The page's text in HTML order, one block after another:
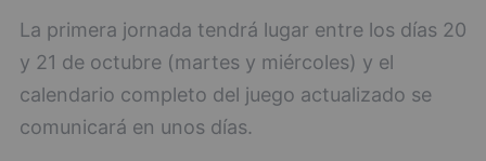
La primera jornada tendrá lugar entre los días 20
y 21 de octubre (martes y miércoles) y el
calendario completo del juego actualizado se
comunicará en unos días.